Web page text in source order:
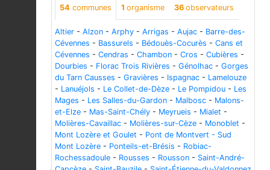
54 communes 1 organisme 36 observateurs
Altier - Alzon - Arphy - Arrigas - Aujac - Barre-des-
Cévennes - Bassurels - Bédouès-Cocurès - Cans et
Cévennes - Cendras - Chambon - Cros - Cubières -
Dourbies - Florac Trois Rivières - Génolhac - Gorges
du Tarn Causses - Gravières - Ispagnac - Lamelouze
- Lanuéjols - Le Collet-de-Dèze - Le Pompidou - Les
Mages - Les Salles-du-Gardon - Malbosc - Malons-
et-Elze - Mas-Saint-Chély - Meyrueis - Mialet -
Molières-Cavaillac - Molières-sur-Cèze - Monoblet -
Mont Lozère et Goulet - Pont de Montvert - Sud
Mont Lozère - Ponteils-et-Brésis - Robiac-
Rochessadoule - Rousses - Rousson - Saint-André-